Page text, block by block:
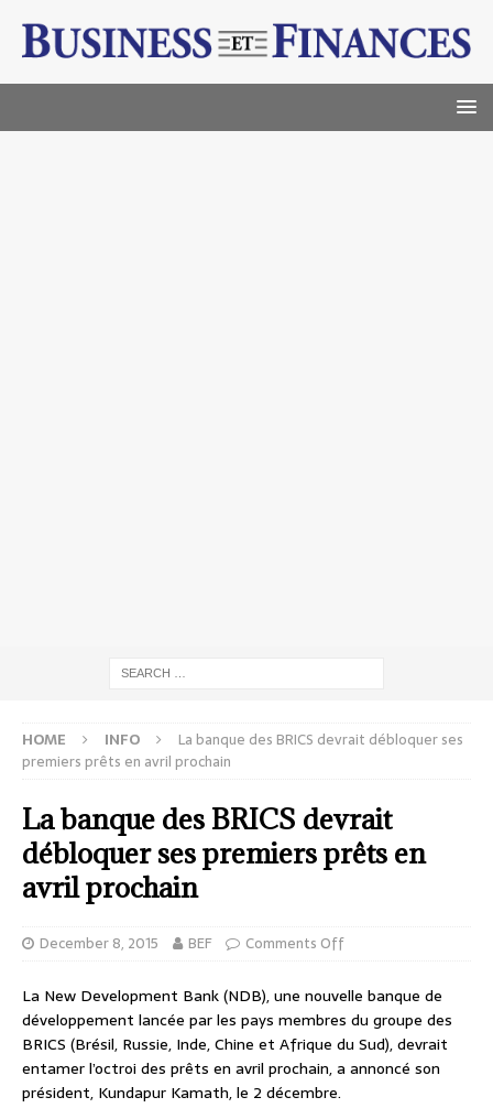
HOME INFO
La banque des BRICS devrait débloquer ses
premiers prêts en avril prochain
La banque des BRICS devrait
débloquer ses premiers prêts en
avril prochain
December 8, 2015 BEF Comments Off
La New Development Bank (NDB), une nouvelle banque de
développement lancée par les pays membres du groupe des
BRICS (Brésil, Russie, Inde, Chine et Afrique du Sud), devrait
entamer l’octroi des prêts en avril prochain, a annoncé son
président, Kundapur Kamath, le 2 décembre.